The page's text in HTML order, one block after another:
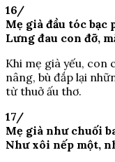
16/
Mẹ già đầu tóc bạc
Lưng đau con đỡ,
Khi mẹ già yếu, con
nâng, bù đắp lại
từ thuở ấu thơ.
17/
Mẹ già như chuối
Như xôi nếp một,